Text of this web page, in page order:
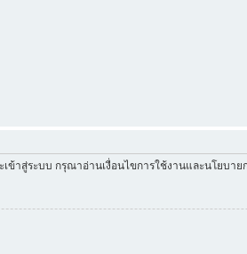
าสู่ระบบ กรุณาอ่านเงื่อนไขการใช้งานและนโยบ